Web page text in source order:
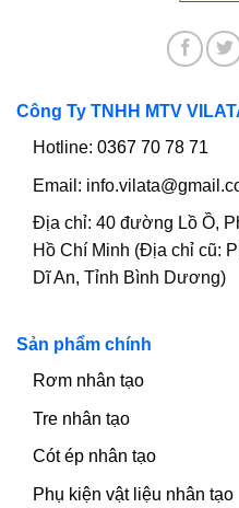
Công Ty TNHH MTV
Hotline: 0367 70 78 71
Email:
Địa chỉ: 40 đường Lồ Ồ,
Hồ Chí Minh (Địa chỉ cũ:
Dĩ An, Tỉnh Bình Dương)
Sản phẩm chính
Rơm nhân tạo
Tre nhân tạo
Cót ép nhân tạo
Phụ kiện vật liệu nhân tạo